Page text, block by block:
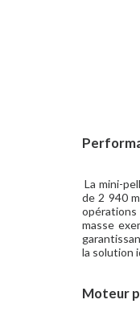
La mini-
de 2 940
opérations
masse
la solution
Moteur